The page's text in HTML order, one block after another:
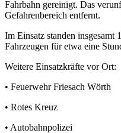
Fahrbahn gereinigt. Das
Gefahrenbereich entfernt.
Im Einsatz standen insgesamt
Fahrzeugen für etwa eine
Weitere Einsatzkräfte vor Ort:
• Feuerwehr Friesach Wörth
• Rotes Kreuz
• Autobahnpolizei